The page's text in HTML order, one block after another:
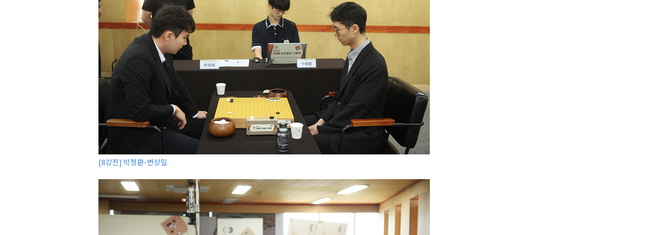
[8강전] 박정환-변상일.